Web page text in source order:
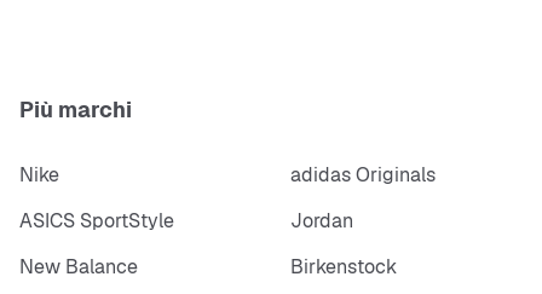
Più marchi
Nike
adidas Originals
ASICS SportStyle
Jordan
New Balance
Birkenstock